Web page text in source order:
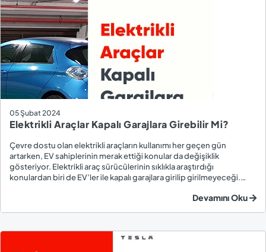
05 Şubat 2024
Elektrikli Araçlar Kapalı Garajlara Girebilir Mi?
Çevre dostu olan elektrikli araçların kullanımı her geçen gün
artarken, EV sahiplerinin merak ettiği konular da değişiklik
gösteriyor. Elektrikli araç sürücülerinin sıklıkla araştırdığı
konulardan biri de EV’ler ile kapalı garajlara girilip girilmeyeceği.
Devamını Oku